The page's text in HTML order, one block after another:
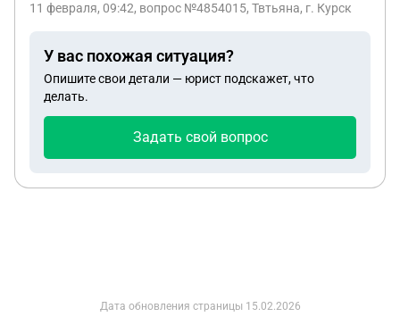
разойтись, и он мне постоянно угрожает, что
заставить меня либо сына их выплатить? Что мне
делать в данной ситуации?
11 февраля, 09:42, вопрос №4854015, Твтьяна, г. Курск
У вас похожая ситуация?
Опишите свои детали — юрист подскажет, что
делать.
Задать свой вопрос
Дата обновления страницы 15.02.2026